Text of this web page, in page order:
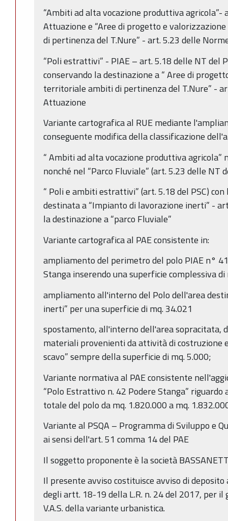
“Ambiti ad alta vocazione produttiva agricola”-
Attuazione e “Aree di progetto e
di pertinenza del T.Nure” - art. 5.23 delle
“Poli estrattivi” - PIAE – art. 5.18 delle NT del
conservando la destinazione a “ Aree di
territoriale ambiti di pertinenza del T.Nure” -
Attuazione
Variante cartografica al RUE mediante
conseguente modifica della classificazione
“ Ambiti ad alta vocazione produttiva
nonché nel “Parco Fluviale” (art. 5.23 delle NT
“ Poli e ambiti estrattivi” (art. 5.18 del PSC)
destinata a “Impianto di lavorazione inerti” -
la destinazione a “parco Fluviale”
Variante cartografica al PAE consistente in:
ampliamento del perimetro del polo PIAE n°
Stanga inserendo una superficie complessiva di
ampliamento all'interno del Polo dell'area
inerti” per una superficie di mq. 34.021
spostamento, all'interno dell'area sopracitata,
materiali provenienti da attività di costruzione
scavo” sempre della superficie di mq. 5.000;
Variante normativa al PAE consistente
“Polo Estrattivo n. 42 Podere Stanga”
totale del polo da mq. 1.820.000 a mq.
Variante al PSQA – Programma di Sviluppo e
ai sensi dell'art. 51 comma 14 del PAE
Il soggetto proponente è la società
Il presente avviso costituisce avviso di deposito
degli artt. 18-19 della L.R. n. 24 del 2017, per
V.A.S. della variante urbanistica.